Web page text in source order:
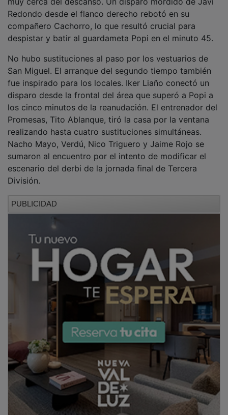
Redondo desde el flanco derecho rebotó en su
compañero Cachorro, lo que resultó crucial para
despistar y batir al guardameta Popi en el minuto 45.
San Miguel. El arranque del segundo tiempo también
fue inspirado para los locales. Iker Liaño conectó un
disparo desde la frontal del área que superó a Popi a
los cinco minutos de la reanudación. El entrenador del
Promesas, Tito Ablanque, tiró la casa por la ventana
realizando hasta cuatro sustituciones simultáneas.
Nacho Mayo, Verdú, Nico Triguero y Jaime Rojo se
sumaron al encuentro por el intento de modificar el
escenario del derbi de la jornada final de Tercera
División.
Estuvo muy cerca la tercera diana local mediante un
cabezazo de Carlos a centro de Nico. El Azuqueca
mantuvo el control de la situación. Otro testarazo de
Gironda merodeó el poste.
El técnico local, Jorge de Prada, agotó el repertorio
de cinco sustituciones y el de tres ventanas a tal
efecto. El último cartucho del Promesas desde el
banquillo fue la incorporación de Batán por Cayena. La
única amenaza visitante hacia el final del partido la
representó un centro desde la izquierda que el
delantero Samu Rozas no llegó a rematar. Por su
parte, el revulsivo local Acosta realizó un disparo
demasiado alto desde la frontal del área.
PUBLICIDAD